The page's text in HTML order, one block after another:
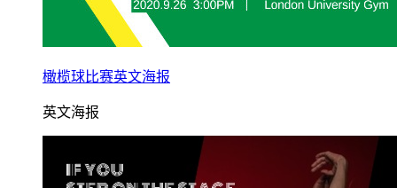
橄榄球比赛英文海报
英文海报